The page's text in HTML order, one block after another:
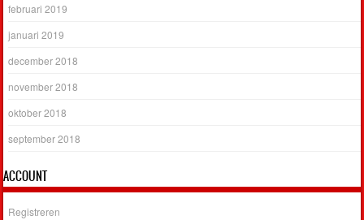
februari 2019
januari 2019
december 2018
november 2018
oktober 2018
september 2018
ACCOUNT
Registreren